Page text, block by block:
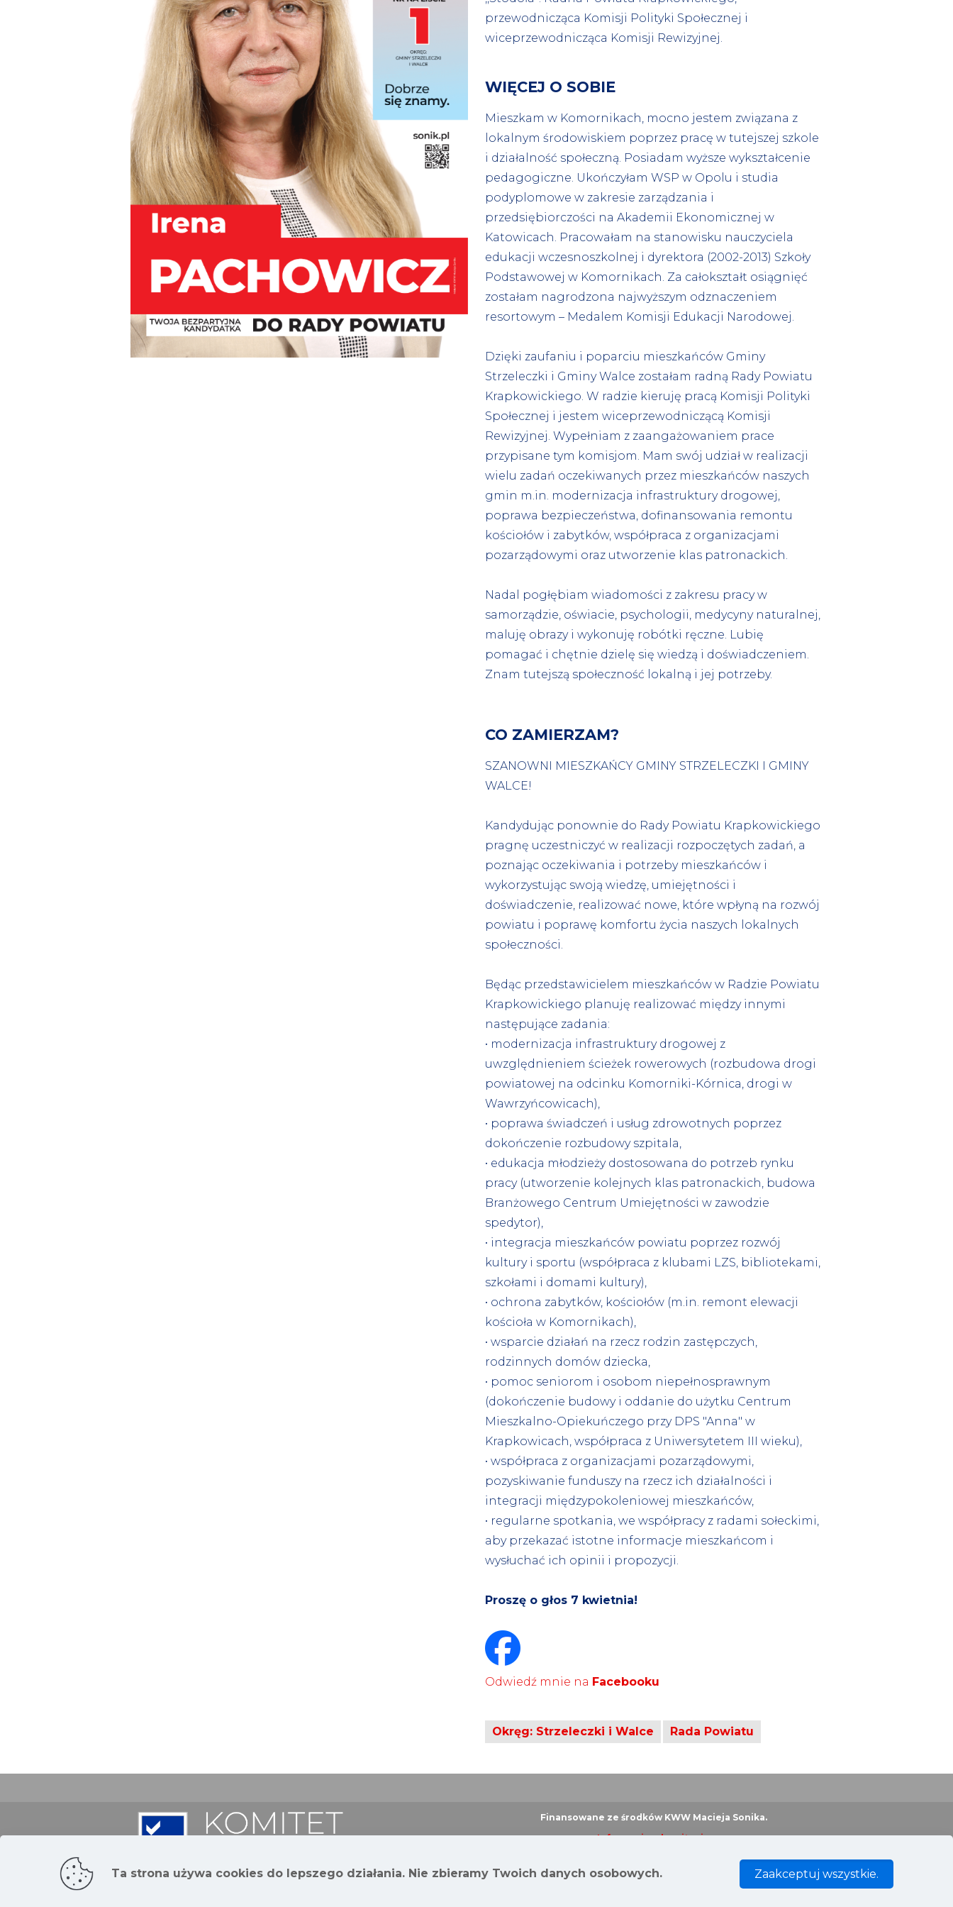
przewodnicząca Komisji Polityki Społecznej i
wiceprzewodnicząca Komisji Rewizyjnej.
WIĘCEJ O SOBIE
Mieszkam w Komornikach, mocno jestem związana z
lokalnym środowiskiem poprzez pracę w tutejszej szkole
i działalność społeczną. Posiadam wyższe wykształcenie
pedagogiczne. Ukończyłam WSP w Opolu i studia
podyplomowe w zakresie zarządzania i
przedsiębiorczości na Akademii Ekonomicznej w
Katowicach. Pracowałam na stanowisku nauczyciela
edukacji wczesnoszkolnej i dyrektora (2002-2013) Szkoły
Podstawowej w Komornikach. Za całokształt osiągnięć
zostałam nagrodzona najwyższym odznaczeniem
resortowym – Medalem Komisji Edukacji Narodowej.
Dzięki zaufaniu i poparciu mieszkańców Gminy
Strzeleczki i Gminy Walce zostałam radną Rady Powiatu
Krapkowickiego. W radzie kieruję pracą Komisji Polityki
Społecznej i jestem wiceprzewodniczącą Komisji
Rewizyjnej. Wypełniam z zaangażowaniem prace
przypisane tym komisjom. Mam swój udział w realizacji
wielu zadań oczekiwanych przez mieszkańców naszych
gmin m.in. modernizacja infrastruktury drogowej,
poprawa bezpieczeństwa, dofinansowania remontu
kościołów i zabytków, współpraca z organizacjami
pozarządowymi oraz utworzenie klas patronackich.
Nadal pogłębiam wiadomości z zakresu pracy w
samorządzie, oświacie, psychologii, medycyny naturalnej,
maluję obrazy i wykonuję robótki ręczne. Lubię
pomagać i chętnie dzielę się wiedzą i doświadczeniem.
Znam tutejszą społeczność lokalną i jej potrzeby.
CO ZAMIERZAM?
SZANOWNI MIESZKAŃCY GMINY STRZELECZKI I GMINY
WALCE!
Kandydując ponownie do Rady Powiatu Krapkowickiego
pragnę uczestniczyć w realizacji rozpoczętych zadań, a
poznając oczekiwania i potrzeby mieszkańców i
wykorzystując swoją wiedzę, umiejętności i
doświadczenie, realizować nowe, które wpłyną na rozwój
powiatu i poprawę komfortu życia naszych lokalnych
społeczności.
Będąc przedstawicielem mieszkańców w Radzie Powiatu
Krapkowickiego planuję realizować między innymi
następujące zadania:
• modernizacja infrastruktury drogowej z
uwzględnieniem ścieżek rowerowych (rozbudowa drogi
powiatowej na odcinku Komorniki-Kórnica, drogi w
Wawrzyńcowicach),
• poprawa świadczeń i usług zdrowotnych poprzez
dokończenie rozbudowy szpitala,
• edukacja młodzieży dostosowana do potrzeb rynku
pracy (utworzenie kolejnych klas patronackich, budowa
Branżowego Centrum Umiejętności w zawodzie
spedytor),
• integracja mieszkańców powiatu poprzez rozwój
kultury i sportu (współpraca z klubami LZS, bibliotekami,
szkołami i domami kultury),
• ochrona zabytków, kościołów (m.in. remont elewacji
kościoła w Komornikach),
• wsparcie działań na rzecz rodzin zastępczych,
rodzinnych domów dziecka,
• pomoc seniorom i osobom niepełnosprawnym
(dokończenie budowy i oddanie do użytku Centrum
Mieszkalno-Opiekuńczego przy DPS "Anna" w
Krapkowicach, współpraca z Uniwersytetem III wieku),
• współpraca z organizacjami pozarządowymi,
pozyskiwanie funduszy na rzecz ich działalności i
integracji międzypokoleniowej mieszkańców,
• regularne spotkania, we współpracy z radami sołeckimi,
aby przekazać istotne informacje mieszkańcom i
wysłuchać ich opinii i propozycji.
Proszę o głos 7 kwietnia!
Odwiedź mnie na Facebooku
Okręg: Strzeleczki i Walce Rada Powiatu
Finansowane ze środków KWW Macieja Sonika.
Informacje o komitecie
Ta strona używa cookies do lepszego działania. Nie zbieramy Twoich danych osobowych.
Zaakceptuj wszystkie.